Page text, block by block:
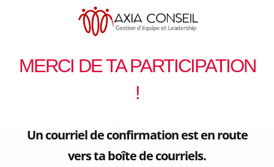
MERCI DE TA PARTICIPATION
!
Un courriel de confirmation est en route
vers ta boîte de courriels.